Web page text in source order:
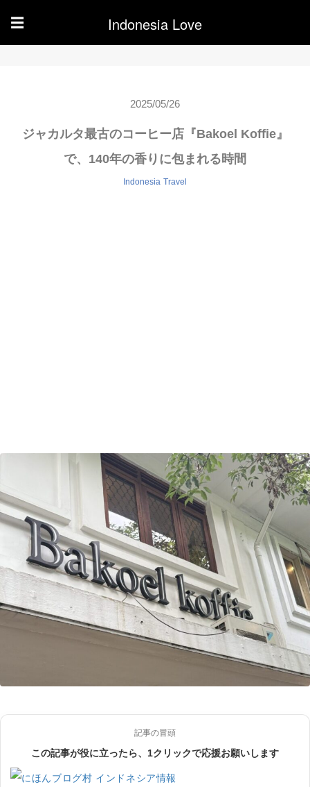
☰ Indonesia Love
2025/05/26
ジャカルタ最古のコーヒー店『Bakoel Koffie』
で、140年の香りに包まれる時間
Indonesia Travel
記事の冒頭
この記事が役に立ったら、1クリックで応援お願いします